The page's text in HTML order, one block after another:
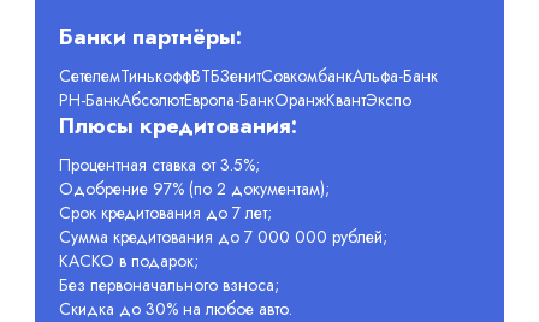
Банки партнёры:
СетелемТинькоффВТБЗенитСовкомбанкАльфа-Банк
РН-БанкАбсолютЕвропа-БанкОранжКвантЭкспо
Плюсы кредитования:
Процентная ставка от 3.5%;
Одобрение 97% (по 2 документам);
Срок кредитования до 7 лет;
Сумма кредитования до 7 000 000 рублей;
КАСКО в подарок;
Без первоначального взноса;
Скидка до 30% на любое авто.